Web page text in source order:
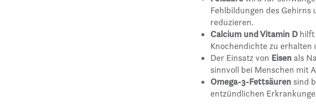
Fehlbildungen des Gehirns
reduzieren.
Calcium und Vitamin Dhilft
Knochendichte zu erhalten
Der Einsatz von Eisenals
sinnvoll bei Menschen mit
Omega-3-Fettsäurensind
entzündlichen